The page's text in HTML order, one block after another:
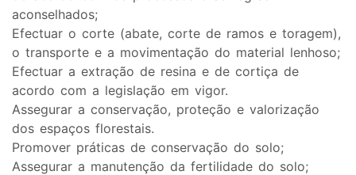
aconselhados;
Efectuar o corte (abate, corte de ramos e toragem),
o transporte e a movimentação do material lenhoso;
Efectuar a extração de resina e de cortiça de
acordo com a legislação em vigor.
Assegurar a conservação, proteção e valorização
dos espaços florestais.
Promover práticas de conservação do solo;
Assegurar a manutenção da fertilidade do solo;